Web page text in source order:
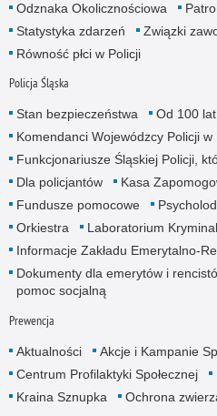
Odznaka Okolicznościowa
Statystyka zdarzeń
Związki
Równość płci w Policji
Policja Śląska
Stan bezpieczeństwa
Od 100
Komendanci Wojewódzcy Policji
Funkcjonariusze Śląskiej Policji,
Dla policjantów
Kasa
Fundusze pomocowe
Orkiestra
Laboratorium
Informacje Zakładu Emerytalno-
Dokumenty dla emerytów i
pomoc socjalną
Prewencja
Aktualności
Akcje i Kampanie
Centrum Profilaktyki Społecznej
Kraina Sznupka
Ochrona